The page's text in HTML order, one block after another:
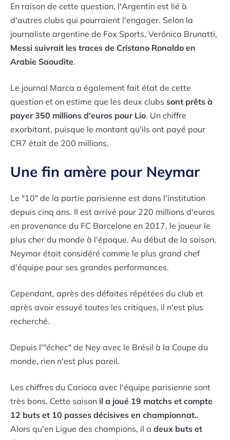
En raison de cette question, l'Argentin est lié à
d'autres clubs qui pourraient l'engager. Selon la
journaliste argentine de Fox Sports, Verónica Brunatti,
Messi suivrait les traces de Cristano Ronaldo en
Arabie Saoudite.
Le journal Marca a également fait état de cette
question et on estime que les deux clubs sont prêts à
payer 350 millions d'euros pour Lio. Un chiffre
exorbitant, puisque le montant qu'ils ont payé pour
CR7 était de 200 millions.
Une fin amère pour Neymar
Le "10" de la partie parisienne est dans l'institution
depuis cinq ans. Il est arrivé pour 220 millions d'euros
en provenance du FC Barcelone en 2017, le joueur le
plus cher du monde à l'époque. Au début de la saison,
Neymar était considéré comme le plus grand chef
d'équipe pour ses grandes performances.
Cependant, après des défaites répétées du club et
après avoir essuyé toutes les critiques, il n'est plus
recherché.
Depuis l'"échec" de Ney avec le Brésil à la Coupe du
monde, rien n'est plus pareil.
Les chiffres du Carioca avec l'équipe parisienne sont
très bons. Cette saison il a joué 19 matchs et compte
12 buts et 10 passes décisives en championnat..
Alors qu'en Ligue des champions, il a deux buts et